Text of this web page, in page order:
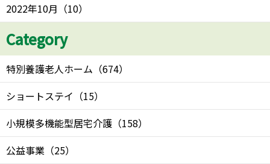
2022年10月 （10）
Category
特別養護老人ホーム （674）
ショートステイ （15）
小規模多機能型居宅介護 （158）
公益事業 （25）